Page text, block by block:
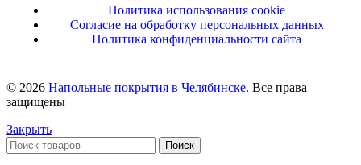
Политика использования cookie
Согласие на обработку персональных данных
Политика конфиденциальности сайта
© 2026 Напольные покрытия в Челябинске. Все права
защищены
Закрыть
Поиск